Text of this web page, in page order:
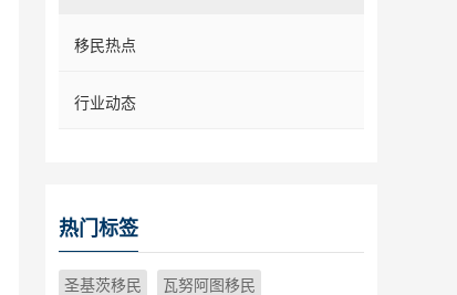
移民热点
行业动态
热门标签
圣基茨移民
瓦努阿图移民